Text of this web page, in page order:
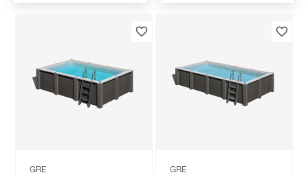
GRE GRE